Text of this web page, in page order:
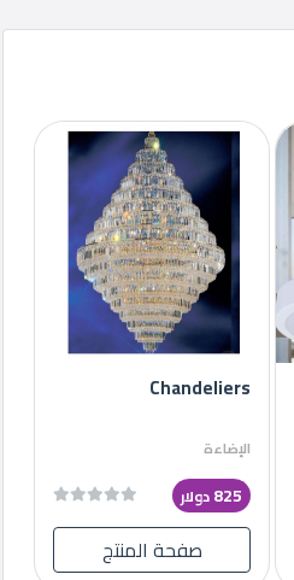
Chandeliers
الإضاءة
825دولار
صفحة المنتج